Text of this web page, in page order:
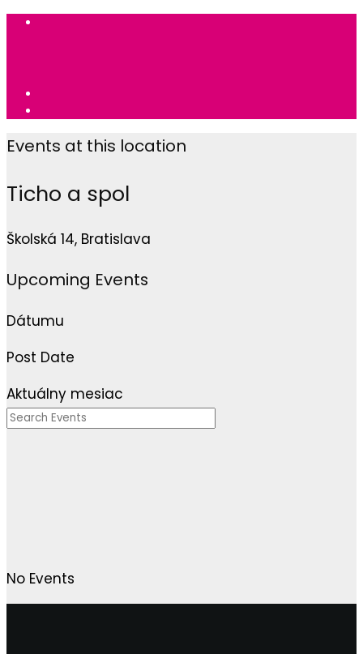
Events at this location
Ticho a spol
Školská 14, Bratislava
Upcoming Events
Dátumu
Post Date
Aktuálny mesiac
No Events